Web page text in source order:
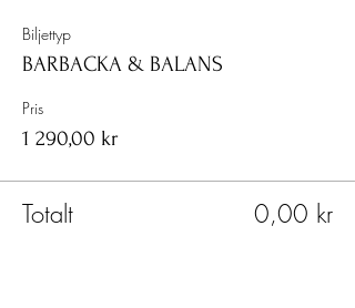
Biljettyp
BARBACKA & BALANS
Pris
1 290,00 kr
Totalt 0,00 kr